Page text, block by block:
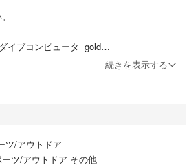
イブコンピュータ gold
す。
ご理解のある方お願いします。
続きを表示する
ツ/アウトドア
ーツ/アウトドア その他